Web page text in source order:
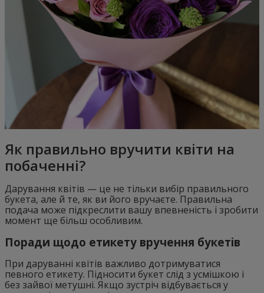
Як правильно вручити квіти на
побаченні?
Дарування квітів — це не тільки вибір правильного
букета, але й те, як ви його вручаєте. Правильна
подача може підкреслити вашу впевненість і зробити
момент ще більш особливим.
Поради щодо етикету вручення букетів
При даруванні квітів важливо дотримуватися
певного етикету. Підносити букет слід з усмішкою і
без зайвої метушні. Якщо зустріч відбувається у